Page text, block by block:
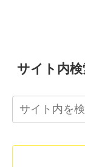
サイト内検